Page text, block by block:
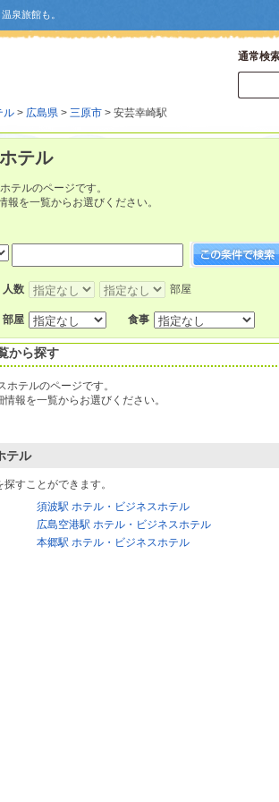
泉旅館も。
通常検
ル > 広島県 > 三原市 > 安芸幸崎駅
テル
テルのページです。
を一覧からお選びください。
人数 部屋
部屋 食事
から探す
テルのページです。
報を一覧からお選びください。
テル
すことができます。
須波駅 ホテル・ビジネスホテル
広島空港駅 ホテル・ビジネスホテル
本郷駅 ホテル・ビジネスホテル